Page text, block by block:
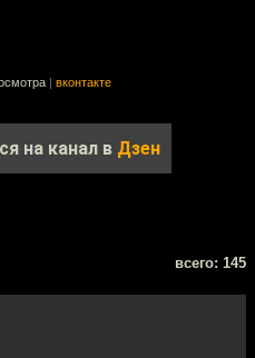
| вконтакте
на канал в Дзен
всего: 145